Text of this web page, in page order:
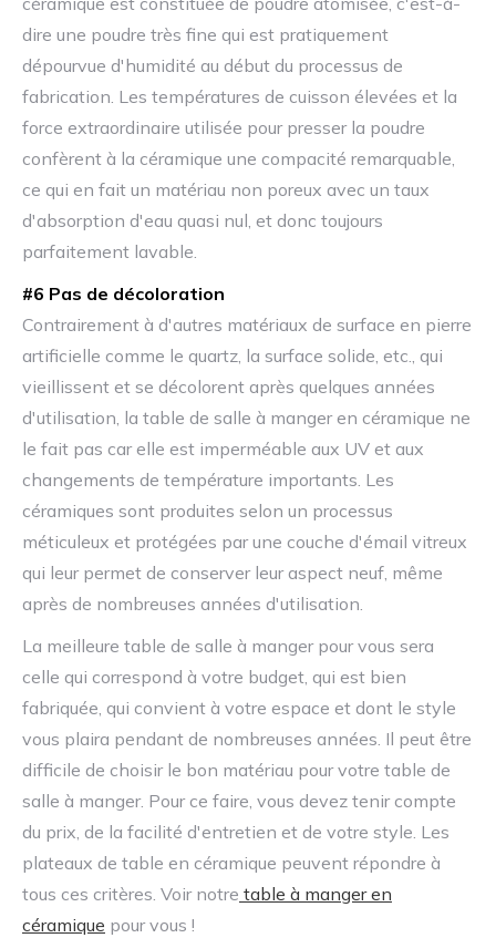
dire une poudre très fine qui est pratiquement
dépourvue d'humidité au début du processus de
fabrication. Les températures de cuisson élevées et la
force extraordinaire utilisée pour presser la poudre
confèrent à la céramique une compacité remarquable,
ce qui en fait un matériau non poreux avec un taux
d'absorption d'eau quasi nul, et donc toujours
parfaitement lavable.
#6 Pas de décoloration
Contrairement à d'autres matériaux de surface en pierre
artificielle comme le quartz, la surface solide, etc., qui
vieillissent et se décolorent après quelques années
d'utilisation, la table de salle à manger en céramique ne
le fait pas car elle est imperméable aux UV et aux
changements de température importants. Les
céramiques sont produites selon un processus
méticuleux et protégées par une couche d'émail vitreux
qui leur permet de conserver leur aspect neuf, même
après de nombreuses années d'utilisation.
La meilleure table de salle à manger pour vous sera
celle qui correspond à votre budget, qui est bien
fabriquée, qui convient à votre espace et dont le style
vous plaira pendant de nombreuses années. Il peut être
difficile de choisir le bon matériau pour votre table de
salle à manger. Pour ce faire, vous devez tenir compte
du prix, de la facilité d'entretien et de votre style. Les
plateaux de table en céramique peuvent répondre à
tous ces critères. Voir notre table à manger en
céramique pour vous !